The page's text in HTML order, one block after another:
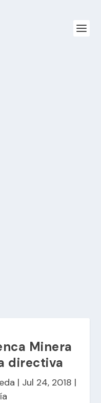
Minera
directiva
| Jul 24, 2018 |